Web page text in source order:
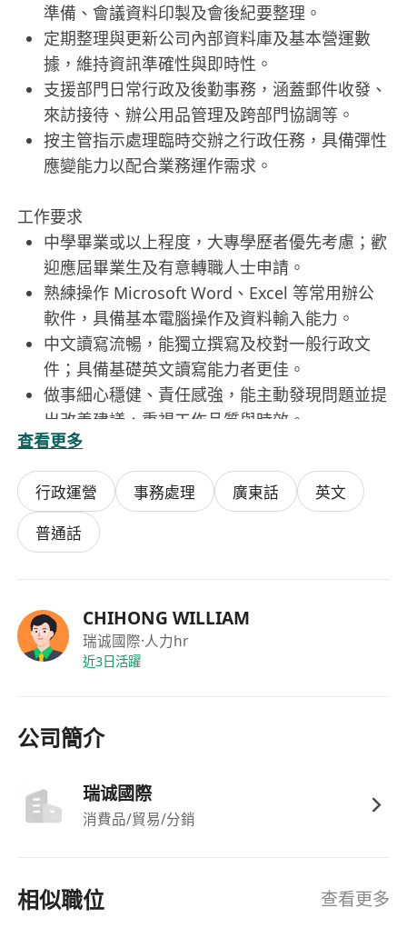
準備、會議資料印製及會後紀要整理。
定期整理與更新公司內部資料庫及基本營運數
據，維持資訊準確性與即時性。
支援部門日常行政及後勤事務，涵蓋郵件收發、
來訪接待、辦公用品管理及跨部門協調等。
按主管指示處理臨時交辦之行政任務，具備彈性
應變能力以配合業務運作需求。
工作要求
中學畢業或以上程度，大專學歷者優先考慮；歡
迎應屆畢業生及有意轉職人士申請。
熟練操作 Microsoft Word、Excel 等常用辦公
軟件，具備基本電腦操作及資料輸入能力。
中文讀寫流暢，能獨立撰寫及校對一般行政文
件；具備基礎英文讀寫能力者更佳。
做事細心穩健、責任感強，能主動發現問題並提
出改善建議，重視工作品質與時效。
具良好溝通協調能力，能與不同部門同仁及外部
人士保持專業互動，適應友善且具活力的團隊文
化。
福利
實行五天工作週，每日工作時間為上午9時至下
午5時15分，午休一小時。
享有生日假一日、婚假、14天有薪年假及所有香
提供在職培訓及持續支援，協助員工提升專業技
能與職涯發展。
晉升機會，拓展職業成長空間。
查看更多
行政運營 事務處理 廣東話
英文
普通話
CHIHONG WILLIAM
瑞诚國際·人力hr
近3日活躍
公司簡介
瑞诚國際
消費品/貿易/分銷
相似職位 查看更多